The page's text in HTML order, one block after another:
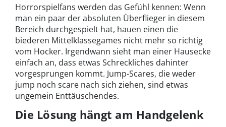
Horrorspielfans werden das Gefühl kennen: Wenn
man ein paar der absoluten Überflieger in diesem
Bereich durchgespielt hat, hauen einen die
biederen Mittelklassegames nicht mehr so richtig
vom Hocker. Irgendwann sieht man einer Hausecke
einfach an, dass etwas Schreckliches dahinter
vorgesprungen kommt. Jump-Scares, die weder
jump noch scare nach sich ziehen, sind etwas
ungemein Enttäuschendes.
Die Lösung hängt am Handgelenk